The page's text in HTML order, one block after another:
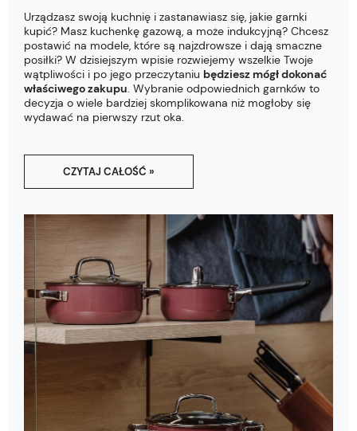
CZYTAJ CAŁOŚĆ »
Urządzasz swoją kuchnię i zastanawiasz się, jakie garnki
kupić? Masz kuchenkę gazową, a może indukcyjną? Chcesz
postawić na modele, które są najzdrowsze i dają smaczne
posiłki? W dzisiejszym wpisie rozwiejemy wszelkie Twoje
wątpliwości i po jego przeczytaniu będziesz mógł dokonać
właściwego zakupu. Wybranie odpowiednich garnków to
decyzja o wiele bardziej skomplikowana niż mogłoby się
wydawać na pierwszy rzut oka.